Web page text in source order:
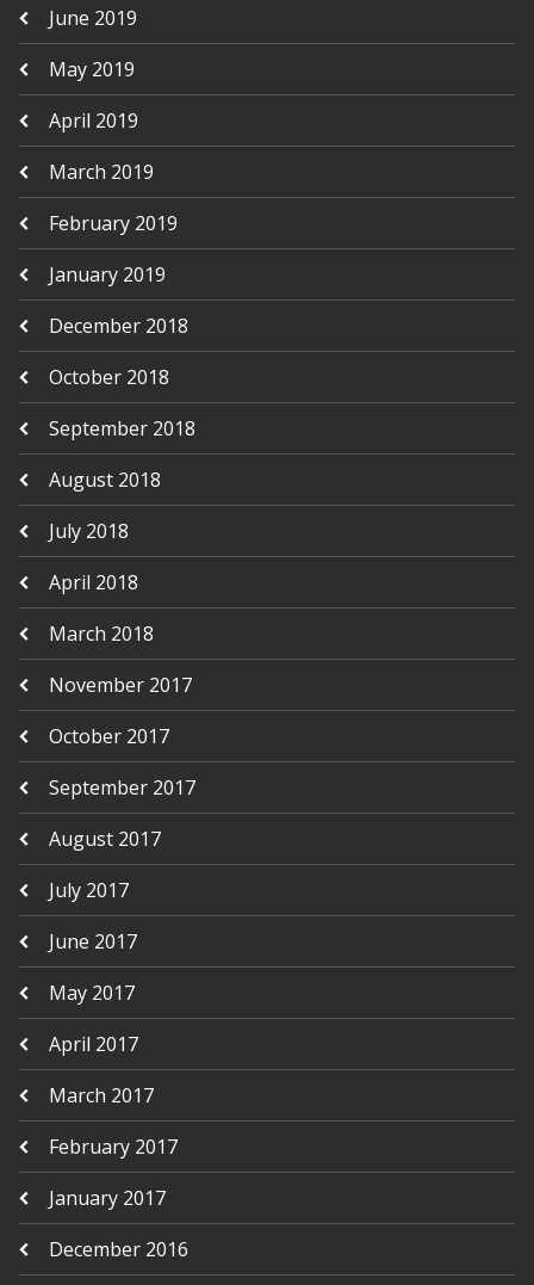
June 2019
May 2019
April 2019
March 2019
February 2019
January 2019
December 2018
October 2018
September 2018
August 2018
July 2018
April 2018
March 2018
November 2017
October 2017
September 2017
August 2017
July 2017
June 2017
May 2017
April 2017
March 2017
February 2017
January 2017
December 2016